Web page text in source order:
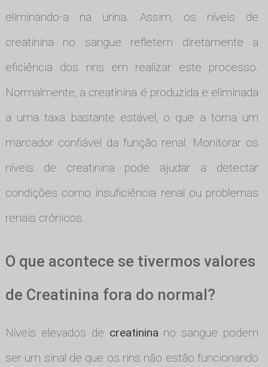
eliminando-a na urina. Assim, os níveis de
creatinina no sangue refletem diretamente a
eficiência dos rins em realizar este processo.
Normalmente, a creatinina é produzida e eliminada
a uma taxa bastante estável, o que a torna um
marcador confiável da função renal. Monitorar os
níveis de creatinina pode ajudar a detectar
condições como insuficiência renal ou problemas
renais crônicos.
O que acontece se tivermos valores
de Creatinina fora do normal?
Níveis elevados de creatininano sangue podem
ser um sinal de que os rins não estão funcionando